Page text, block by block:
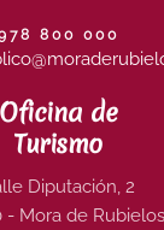
800 000
Oficina de
Turismo
Diputación, 2
- Mora de Rubielos